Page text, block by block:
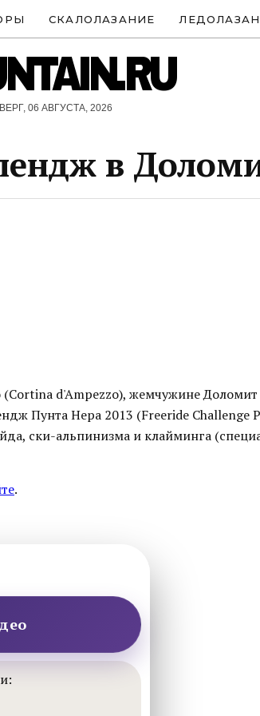
СКАЛОЛАЗАНИЕ
06 АВГУСТА, 2026
в
d'Ampezzo), жемчужине Доломит
Пунта Нера 2013 (Freeride Challenge
ски-альпинизма и клайминга
.